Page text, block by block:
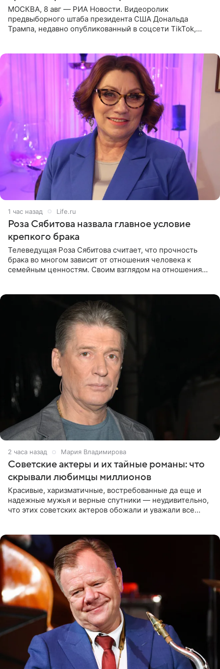
МОСКВА, 8 авг — РИА Новости. Видеоролик
предвыборного штаба президента США Дональда
Трампа, недавно опубликованный в соцсети TikTok,
1 час назад Life.ru
Роза Сябитова назвала главное условие
крепкого брака
Телеведущая Роза Сябитова считает, что прочность
брака во многом зависит от отношения человека к
семейным ценностям. Своим взглядом на отношения
2 часа назад Мария Владимирова
Советские актеры и их тайные романы: что
скрывали любимцы миллионов
Красивые, харизматичные, востребованные да еще и
надежные мужья и верные спутники — неудивительно,
что этих советских актеров обожали и уважали все